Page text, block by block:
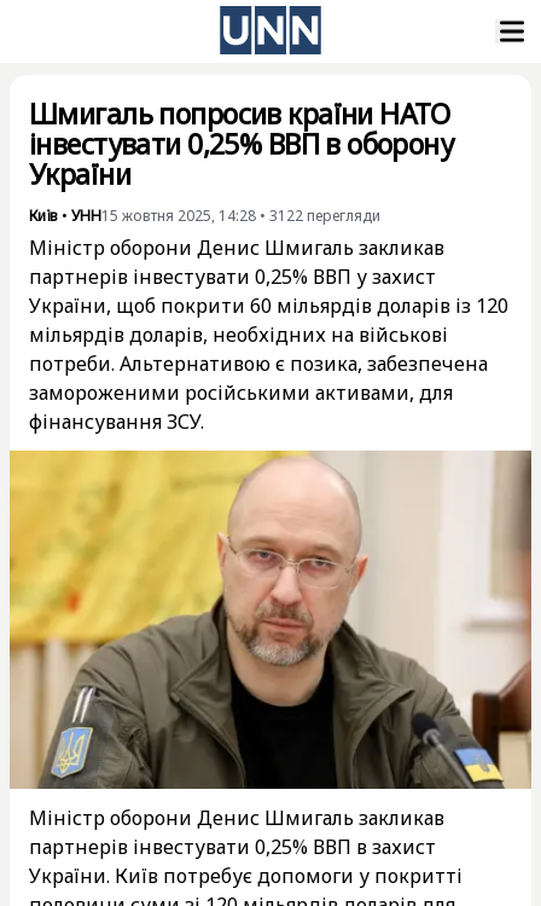
Шмигаль попросив країни НАТО
інвестувати 0,25% ВВП в оборону
України
Київ • УНН15 жовтня 2025, 14:28 • 3122 перегляди
Міністр оборони Денис Шмигаль закликав
партнерів інвестувати 0,25% ВВП у захист
України, щоб покрити 60 мільярдів доларів із 120
мільярдів доларів, необхідних на військові
потреби. Альтернативою є позика, забезпечена
замороженими російськими активами, для
фінансування ЗСУ.
Міністр оборони Денис Шмигаль закликав
партнерів інвестувати 0,25% ВВП в захист
України. Київ потребує допомоги у покритті